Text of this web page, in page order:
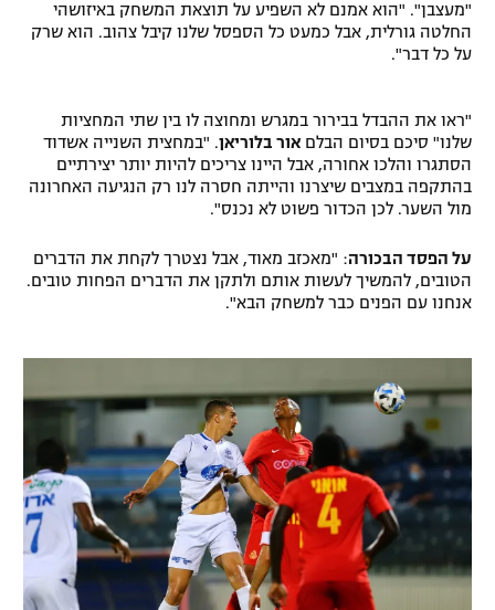
"מעצבן". "הוא אמנם לא השפיע על תוצאת המשחק באיזושהי
החלטה גורלית, אבל כמעט כל הספסל שלנו קיבל צהוב. הוא שרק
על כל דבר".
"ראו את ההבדל בבירור במגרש ומחוצה לו בין שתי המחציות
שלנו" סיכם בסיום הבלם אור בלוריאן. "במחצית השנייה אשדוד
הסתגרו והלכו אחורה, אבל היינו צריכים להיות יותר יצירתיים
בהתקפה במצבים שיצרנו והייתה חסרה לנו רק הנגיעה האחרונה
מול השער. לכן הכדור פשוט לא נכנס".
על הפסד הבכורה: "מאכזב מאוד, אבל נצטרך לקחת את הדברים
הטובים, להמשיך לעשות אותם ולתקן את הדברים הפחות טובים.
אנחנו עם הפנים כבר למשחק הבא".